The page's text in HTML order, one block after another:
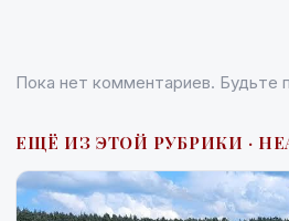
Пока нет комментариев. Будьте
ЕЩЁ ИЗ ЭТОЙ РУБРИКИ ·